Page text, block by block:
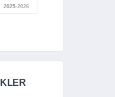
2025-2026